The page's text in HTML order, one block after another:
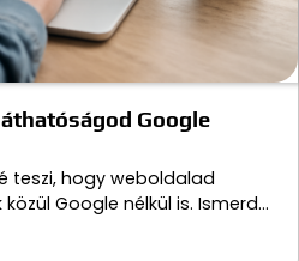
Google
teszi, hogy weboldalad
Google nélkül is. Ismerd…